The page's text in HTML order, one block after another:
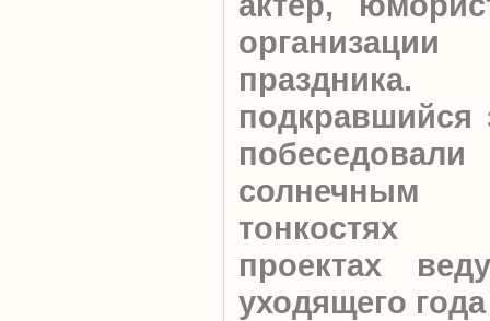
организации
солнечным
тонкостях
проектах
уходящего года